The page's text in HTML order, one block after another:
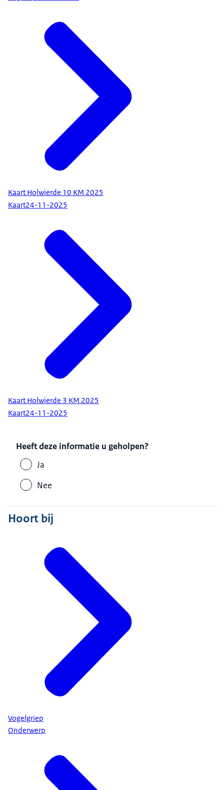
Kaart Holwierde 10 KM 2025
Kaart24-11-2025
Kaart Holwierde 3 KM 2025
Kaart24-11-2025
Heeft deze informatie u geholpen?
Ja
Nee
Hoort bij
Vogelgriep
Onderwerp